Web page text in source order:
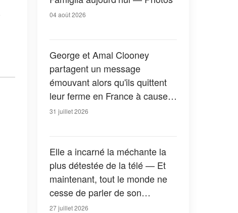
04 août 2026
George et Amal Clooney
partagent un message
émouvant alors qu'ils quittent
leur ferme en France à cause
des feux de forêt — Tous les
31 juillet 2026
Elle a incarné la méchante la
plus détestée de la télé — Et
maintenant, tout le monde ne
cesse de parler de son
apparition dans la nouvelle
27 juillet 2026